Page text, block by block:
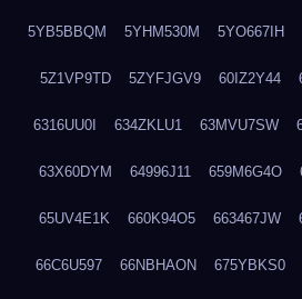
5YB5BBQM 5YHM530M 5YO667IH
5Z1VP9TD 5ZYFJGV9 60IZ2Y44
6316UU0I 634ZKLU1 63MVU7SW
63X60DYM 64996J11 659M6G4O
65UV4E1K 660K94O5 663467JW
66C6U597 66NBHAON 675YBKS0